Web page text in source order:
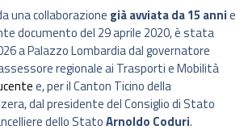
una collaborazione già avviata da 15 annie
documento del 29 aprile 2020, è stata
a Palazzo Lombardia dal governatore
regionale ai Trasporti e Mobilità
e, per il Canton Ticino della
dal presidente del Consiglio di Stato
dello StatoArnoldo Coduri.